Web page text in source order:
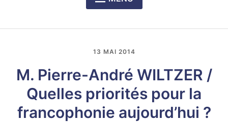
child
LE PRIX RICHELIEU SENGHOR
menu
13 MAI 2014
M. Pierre-André WILTZER /
Quelles priorités pour la
francophonie aujourd’hui ?